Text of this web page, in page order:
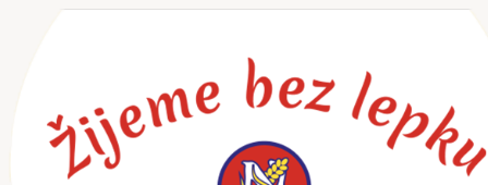
Preskočiť